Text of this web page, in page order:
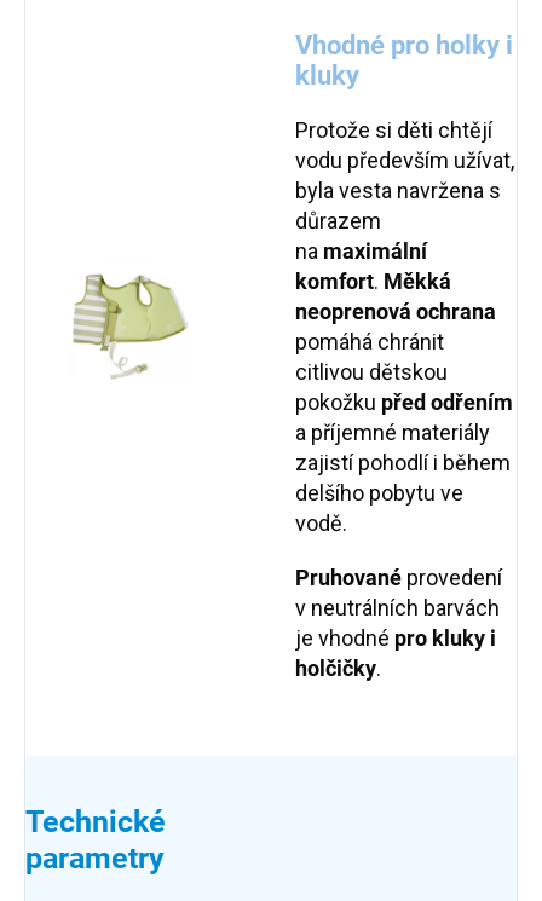
Vhodné pro holky i
kluky
Protože si děti chtějí
vodu především užívat,
byla vesta navržena s
důrazem
na maximální
komfort. Měkká
neoprenová ochrana
pomáhá chránit
citlivou dětskou
pokožku před odřením
a příjemné materiály
zajistí pohodlí i během
delšího pobytu ve
vodě.
Pruhované provedení
v neutrálních barvách
je vhodné pro kluky i
holčičky.
Technické
parametry